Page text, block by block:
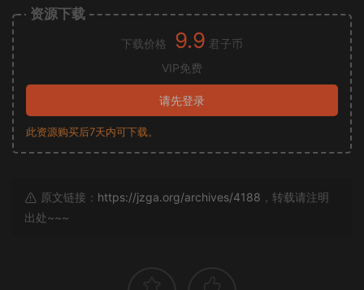
资源下载
下载价格 9.9 君子币
VIP免费
请先登录
此资源购买后7天内可下载。
原文链接： https://jzga.org/archives/4188 ，转载请注明
出处~~~